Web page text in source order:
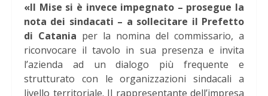
«Il Mise si è invece impegnato – prosegue la
nota dei sindacati – a sollecitare il Prefetto
di Catania per la nomina del commissario, a
riconvocare il tavolo in sua presenza e invita
l’azienda ad un dialogo più frequente e
strutturato con le organizzazioni sindacali a
livello territoriale. Il rappresentante dell’impresa